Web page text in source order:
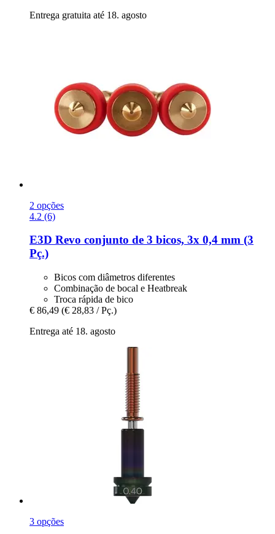
Entrega gratuita até 18. agosto
2 opções
4.2 (6)
E3D Revo conjunto de 3 bicos, 3x 0,4 mm (3
Pç.)
Bicos com diâmetros diferentes
Combinação de bocal e Heatbreak
Troca rápida de bico
€ 86,49 (€ 28,83 / Pç.)
Entrega até 18. agosto
3 opções